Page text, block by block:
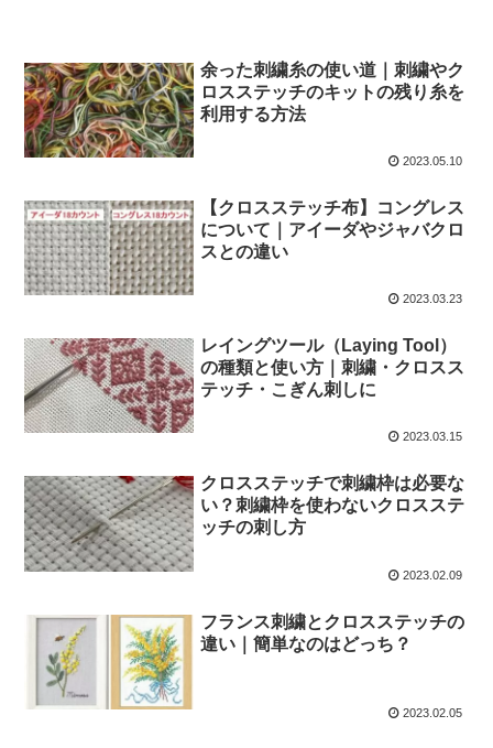
余った刺繍糸の使い道｜刺繍やク
ロスステッチのキットの残り糸を
利用する方法
2023.05.10
【クロスステッチ布】コングレス
について｜アイーダやジャバクロ
スとの違い
2023.03.23
レイングツール（Laying Tool）
の種類と使い方｜刺繍・クロスス
テッチ・こぎん刺しに
2023.03.15
クロスステッチで刺繍枠は必要な
い？刺繍枠を使わないクロスステ
ッチの刺し方
2023.02.09
フランス刺繍とクロスステッチの
違い｜簡単なのはどっち？
2023.02.05